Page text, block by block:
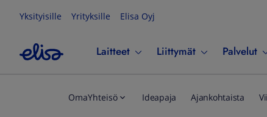
Yksityisille Yrityksille Elisa Oyj
Laitteet Liittymät Palvelut
OmaYhteisö Ideapaja Ajankohtaista